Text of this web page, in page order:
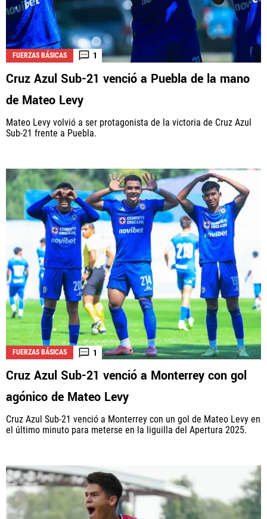
FUERZAS BÁSICAS 1
Cruz Azul Sub-21 venció a Puebla de la mano
de Mateo Levy
Mateo Levy volvió a ser protagonista de la victoria de Cruz Azul
Sub-21 frente a Puebla.
FUERZAS BÁSICAS 1
Cruz Azul Sub-21 venció a Monterrey con gol
agónico de Mateo Levy
Cruz Azul Sub-21 venció a Monterrey con un gol de Mateo Levy en
el último minuto para meterse en la liguilla del Apertura 2025.